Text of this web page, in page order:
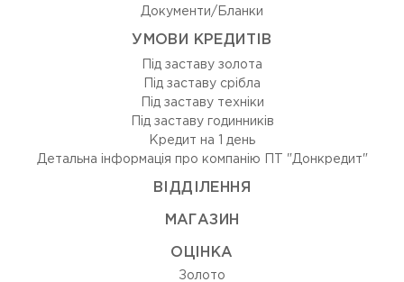
Документи/Бланки
УМОВИ КРЕДИТІВ
Під заставу золота
Під заставу срібла
Під заставу техніки
Під заставу годинників
Кредит на 1 день
Детальна інформація про компанію ПТ "Донкредит"
ВIДДIЛЕННЯ
МАГАЗИН
ОЦIНКА
Золото